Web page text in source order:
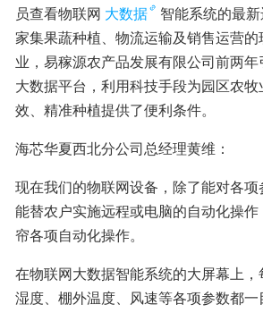
员查看物联网 大数据
智能系统的最
家集果蔬种植、物流运输及销售运营
业，易稼源农产品发展有限公司前两
大数据平台，利用科技手段为园区农
效、精准种植提供了便利条件。
海芯华夏西北分公司总经理黄维：
现在我们的物联网设备，除了能对各
能替农户实施远程或电脑的自动化操
帘各项自动化操作。
在物联网大数据智能系统的大屏幕上，
湿度、棚外温度、风速等各项参数都